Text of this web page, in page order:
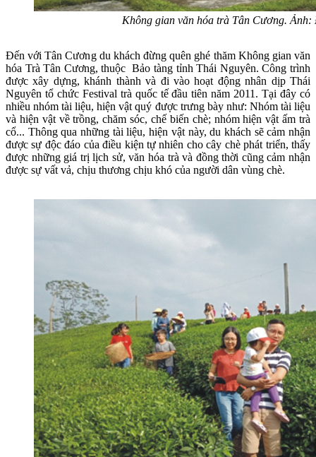
Không gian văn hóa trà Tân Cương. Ảnh:
Đến với Tân Cương du khách đừng quên ghé thăm Không gian văn
hóa Trà Tân Cương, thuộc Bảo tàng tỉnh Thái Nguyên. Công trình
được xây dựng, khánh thành và đi vào hoạt động nhân dịp Thái
Nguyên tổ chức Festival trà quốc tế đầu tiên năm 2011. Tại đây có
nhiều nhóm tài liệu, hiện vật quý được trưng bày như: Nhóm tài liệu
và hiện vật về trồng, chăm sóc, chế biến chè; nhóm hiện vật ấm trà
cổ... Thông qua những tài liệu, hiện vật này, du khách sẽ cảm nhận
được sự độc đáo của điều kiện tự nhiên cho cây chè phát triển, thấy
được những giá trị lịch sử, văn hóa trà và đồng thời cũng cảm nhận
được sự vất vả, chịu thương chịu khó của người dân vùng chè.